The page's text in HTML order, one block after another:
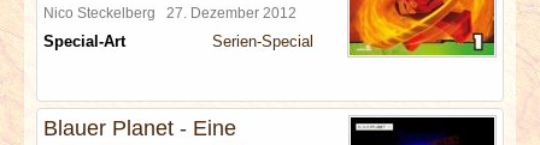
Nico Steckelberg 27. Dezember 2012
Special-Art Serien-Special
Blauer Planet - Eine